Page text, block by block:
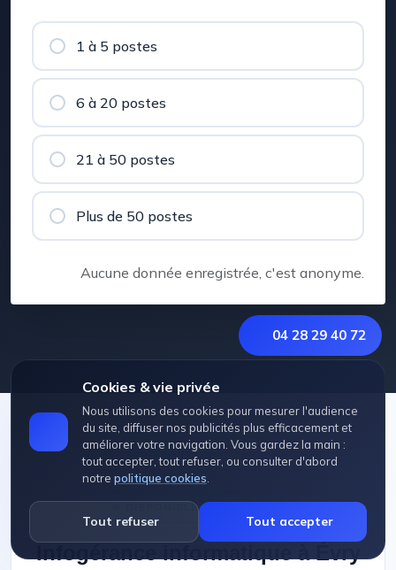
04 28 29 40 72
Cookies & vie privée
Nous utilisons des cookies pour mesurer l'audience
du site, diffuser nos publicités plus efficacement et
améliorer votre navigation. Vous gardez la main :
tout accepter, tout refuser, ou consulter d'abord
notre politique cookies
Tout refuser Tout accepter
1 à 5 postes
6 à 20 postes
21 à 50 postes
Plus de 50 postes
Aucune donnée enregistrée, c'est anonyme.
DISPONIBLE MAINTENANT